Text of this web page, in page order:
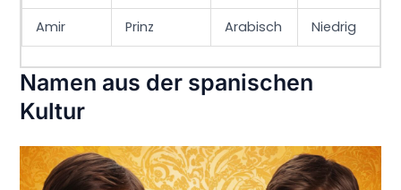
Amir Prinz Arabisch Niedrig
Namen aus der spanischen
Kultur